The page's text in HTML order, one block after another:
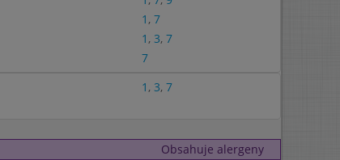
1 , 7
1 , 3, 7
7
1 , 3, 7
Obsahuje alergeny